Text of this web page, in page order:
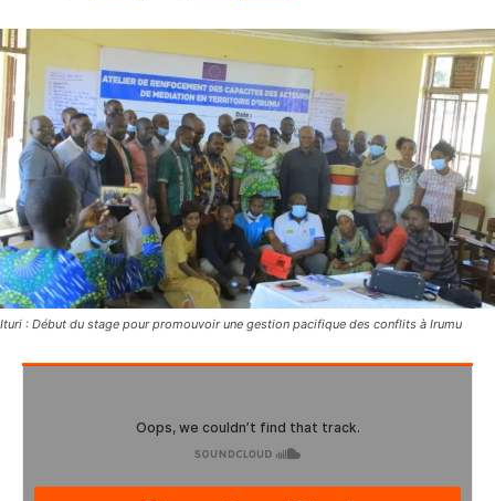
Ituri : Début du stage pour promouvoir une gestion pacifique des conflits à Irumu